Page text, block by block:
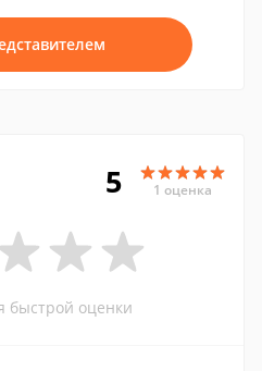
5 1 оценка
быстрой оценки